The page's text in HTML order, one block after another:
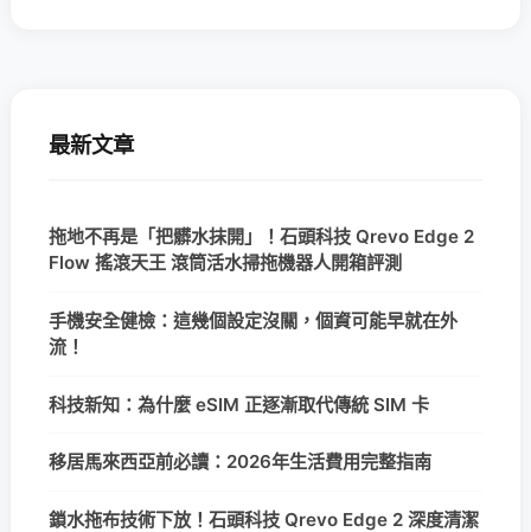
最新文章
拖地不再是「把髒水抹開」！石頭科技 Qrevo Edge 2
Flow 搖滾天王 滾筒活水掃拖機器人開箱評測
手機安全健檢：這幾個設定沒關，個資可能早就在外
流！
科技新知：為什麼 eSIM 正逐漸取代傳統 SIM 卡
移居馬來西亞前必讀：2026年生活費用完整指南
鎖水拖布技術下放！石頭科技 Qrevo Edge 2 深度清潔